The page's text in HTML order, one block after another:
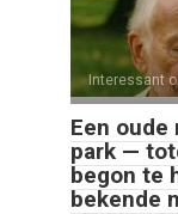
Interessant
Een
park —
begon te
bekende